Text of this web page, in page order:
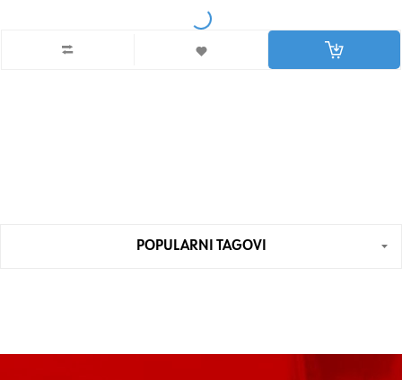
POPULARNI TAGOVI